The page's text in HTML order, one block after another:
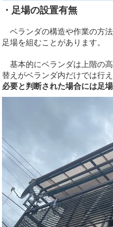
・足場の設置有無
ベランダの構造や作業の方
足場を組むことがあります。
基本的にベランダは上階の
替えがベランダ内だけでは行
必要と判断された場合には足